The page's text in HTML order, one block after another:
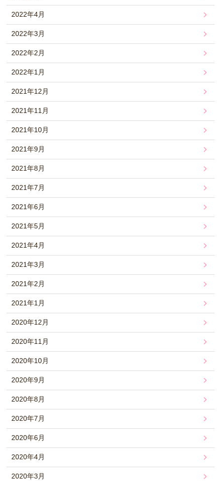
2022年4月
2022年3月
2022年2月
2022年1月
2021年12月
2021年11月
2021年10月
2021年9月
2021年8月
2021年7月
2021年6月
2021年5月
2021年4月
2021年3月
2021年2月
2021年1月
2020年12月
2020年11月
2020年10月
2020年9月
2020年8月
2020年7月
2020年6月
2020年4月
2020年3月